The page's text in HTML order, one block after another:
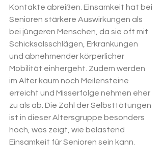
Kontakte abreißen. Einsamkeit hat bei
Senioren stärkere Auswirkungen als
bei jüngeren Menschen, da sie oft mit
Schicksalsschlägen, Erkrankungen
und abnehmender körperlicher
Mobilität einhergeht. Zudem werden
im Alter kaum noch Meilensteine
erreicht und Misserfolge nehmen eher
zu als ab. Die Zahl der Selbsttötungen
ist in dieser Altersgruppe besonders
hoch, was zeigt, wie belastend
Einsamkeit für Senioren sein kann.